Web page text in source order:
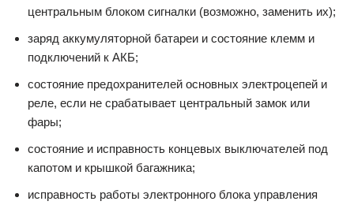
центральным блоком сигналки (возможно, заменить их);
заряд аккумуляторной батареи и состояние клемм и
подключений к АКБ;
состояние предохранителей основных электроцепей и
реле, если не срабатывает центральный замок или
фары;
состояние и исправность концевых выключателей под
капотом и крышкой багажника;
исправность работы электронного блока управления